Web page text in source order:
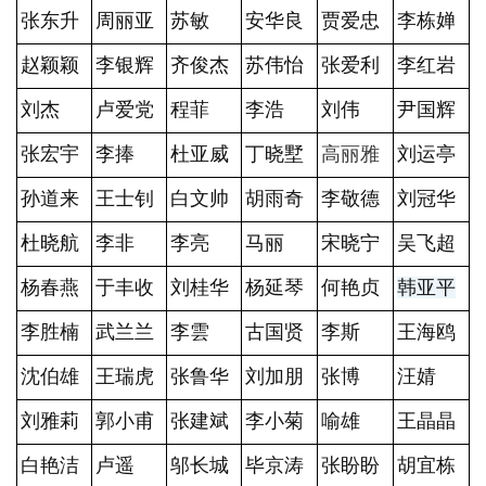
张东升 周丽亚 苏敏 安华良 贾爱忠 李栋婵
赵颖颖 李银辉 齐俊杰 苏伟怡 张爱利 李红岩
刘杰 卢爱党 程菲 李浩 刘伟 尹国辉
张宏宇 李捧 杜亚威 丁晓墅 高丽雅 刘运亭
孙道来 王士钊 白文帅 胡雨奇 李敬德 刘冠华
杜晓航 李非 李亮 马丽 宋晓宁 吴飞超
杨春燕 于丰收 刘桂华 杨延琴 何艳贞 韩亚平
李胜楠 武兰兰 李雲 古国贤 李斯 王海鸥
沈伯雄 王瑞虎 张鲁华 刘加朋 张博 汪婧
刘雅莉 郭小甫 张建斌 李小菊 喻雄 王晶晶
白艳洁 卢遥 邬长城 毕京涛 张盼盼 胡宜栋